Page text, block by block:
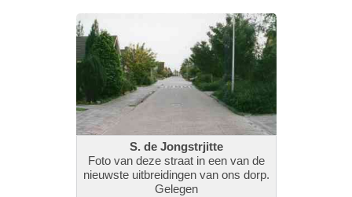
S. de Jongstrjitte
Foto van deze straat in een van de
nieuwste uitbreidingen van ons dorp.
Gelegen